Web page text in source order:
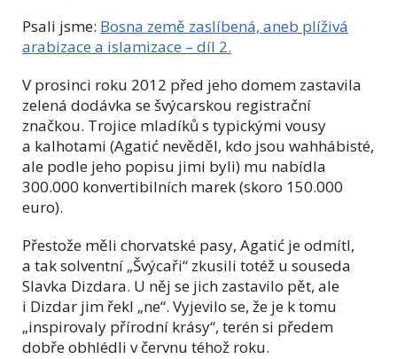
Psali jsme: Bosna země zaslíbená, aneb plíživá
arabizace a islamizace – díl 2.
V prosinci roku 2012 před jeho domem zastavila
zelená dodávka se švýcarskou registrační
značkou. Trojice mladíků s typickými vousy
a kalhotami (Agatić nevěděl, kdo jsou wahhábisté,
ale podle jeho popisu jimi byli) mu nabídla
300.000 konvertibilních marek (skoro 150.000
euro).
Přestože měli chorvatské pasy, Agatić je odmítl,
a tak solventní „Švýcaři“ zkusili totéž u souseda
Slavka Dizdara. U něj se jich zastavilo pět, ale
i Dizdar jim řekl „ne“. Vyjevilo se, že je k tomu
„inspirovaly přírodní krásy“, terén si předem
dobře obhlédli v červnu téhož roku.